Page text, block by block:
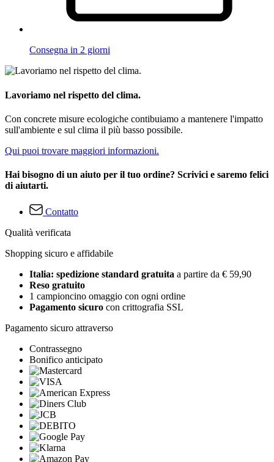
Consegna in 2 giorni
Lavoriamo nel rispetto del clima.
Con concrete misure ecologiche contibuiamo a mantenere l'impatto
sull'ambiente e sul clima il più basso possibile.
Qui puoi trovare maggiori informazioni.
Hai bisogno di un aiuto per il tuo ordine? Scrivici e saremo felici
di aiutarti.
Contatto
Qualità verificata
Shopping sicuro e affidabile
Italia: spedizione standard gratuita a partire da € 59,90
Reso gratuito
1 campioncino omaggio con ogni ordine
Pagamento sicuro con crittografia SSL
Pagamento sicuro attraverso
Contrassegno
Bonifico anticipato